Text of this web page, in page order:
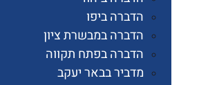
הדברה ביפו
הדברה במבשרת ציון
הדברה בפתח תקווה
מדביר בבאר יעקב